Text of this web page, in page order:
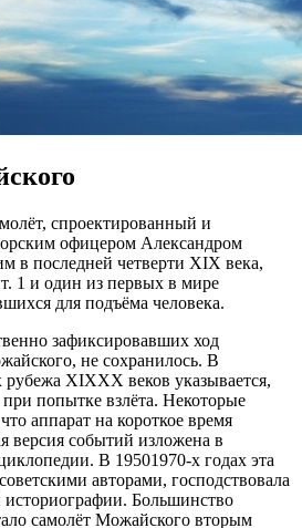
спроектированный и
офицером Александром
в последней четверти XIX века,
1 и один из первых в мире
для подъёма человека.
зафиксировавших ход
не сохранилось. В
XIXXX веков указывается,
попытке взлёта. Некоторые
аппарат на короткое время
версия событий изложена в
В 19501970-х годах эта
авторами, господствовала
Большинство
самолёт Можайского вторым